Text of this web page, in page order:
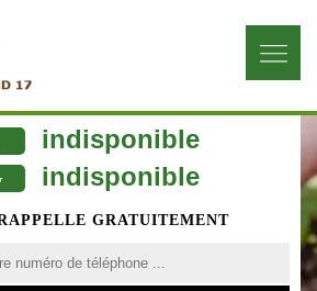
indisponible
indisponible
GRATUITEMENT